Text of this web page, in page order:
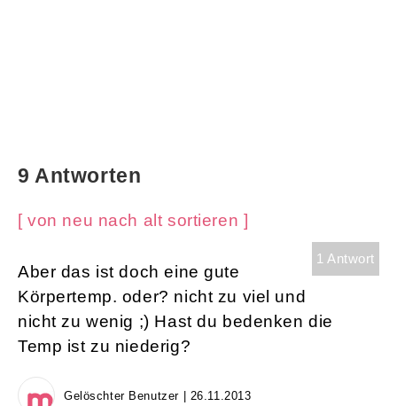
9 Antworten
[ von neu nach alt sortieren ]
1 Antwort
Aber das ist doch eine gute
Körpertemp. oder? nicht zu viel und
nicht zu wenig ;) Hast du bedenken die
Temp ist zu niederig?
Gelöschter Benutzer | 26.11.2013